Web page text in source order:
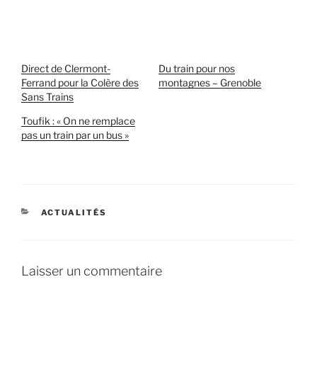
Direct de Clermont-
Ferrand pour la Colère des
Sans Trains
Du train pour nos
montagnes – Grenoble
Toufik : « On ne remplace
pas un train par un bus »
CATÉGORIES
ACTUALITÉS
Laisser un commentaire